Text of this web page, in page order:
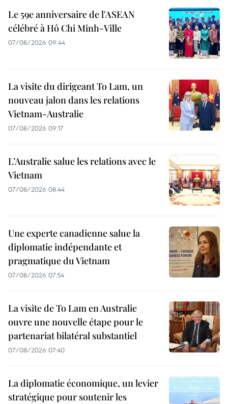
Le 59e anniversaire de l'ASEAN
célébré à Hô Chi Minh-Ville
07/08/2026 09:44
La visite du dirigeant To Lam, un
nouveau jalon dans les relations
Vietnam-Australie
07/08/2026 09:17
L’Australie salue les relations avec le
Vietnam
07/08/2026 08:44
Une experte canadienne salue la
diplomatie indépendante et
pragmatique du Vietnam
07/08/2026 07:54
La visite de To Lam en Australie
ouvre une nouvelle étape pour le
partenariat bilatéral substantiel
07/08/2026 07:40
La diplomatie économique, un levier
stratégique pour soutenir les